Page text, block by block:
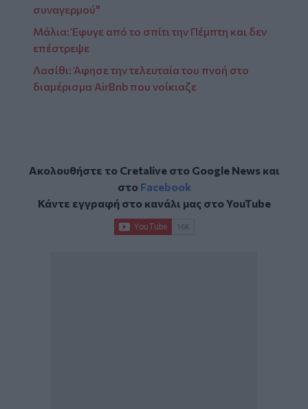
συναγερμού"
Μάλια: Έφυγε από το σπίτι την Πέμπτη και δεν
επέστρεψε
Λασίθι: Άφησε την τελευταία του πνοή στο
διαμέρισμα AirBnb που νοίκιαζε
Ακολουθήστε το Cretalive στο Google Newsκαι
στο Facebook
Κάντε εγγραφή στο κανάλι μας στοYouTube